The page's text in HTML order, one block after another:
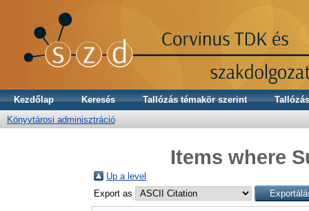
Kezdőlap Keresés Tallózás témakör szerint
Könyvtárosi adminisztráció
Items where
Up a level
Export as